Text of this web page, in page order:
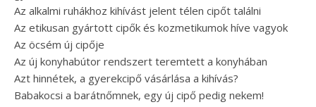
Az alkalmi ruhákhoz kihívást jelent télen cipőt találni
Az etikusan gyártott cipők és kozmetikumok híve vagyok
Az öcsém új cipője
Az új konyhabútor rendszert teremtett a konyhában
Azt hinnétek, a gyerekcipő vásárlása a kihívás?
Babakocsi a barátnőmnek, egy új cipő pedig nekem!